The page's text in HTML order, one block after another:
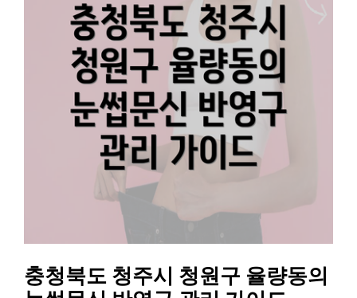
충청북도 청주시 청원구 율량동의